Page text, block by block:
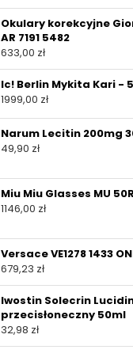
Okulary korekcyjne
AR 7191 5482
633,00 zł
Ic! Berlin Mykita Kari -
1999,00 zł
Narum Lecitin 200mg
49,90 zł
Miu Miu Glasses MU
1146,00 zł
Versace VE1278 1433
679,23 zł
Iwostin Solecrin
przecisłoneczny 50ml
32,98 zł